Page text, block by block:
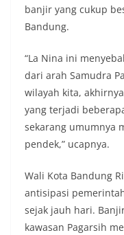
banjir yang cukup
Bandung.
“La Nina ini
dari arah Samudra
wilayah kita,
yang terjadi
sekarang umumnya
pendek,” ucapnya.
Wali Kota Bandung
antisipasi
sejak jauh hari.
kawasan Pagarsih